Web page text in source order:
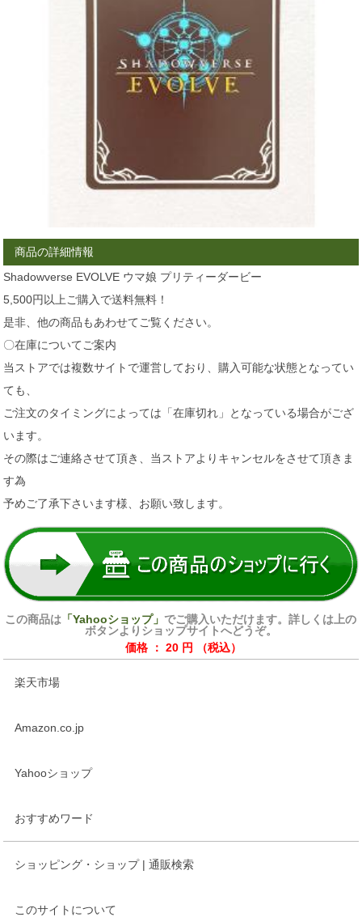
商品の詳細情報
Shadowverse EVOLVE ウマ娘 プリティーダービー
5,500円以上ご購入で送料無料！
是非、他の商品もあわせてご覧ください。
〇在庫についてご案内
当ストアでは複数サイトで運営しており、購入可能な状態となってい
ても、
ご注文のタイミングによっては「在庫切れ」となっている場合がござ
います。
その際はご連絡させて頂き、当ストアよりキャンセルをさせて頂きま
す為
予めご了承下さいます様、お願い致します。
この商品は 「Yahooショップ」でご購入いただけます。詳しくは上の
ボタンよりショップサイトへどうぞ。
価格 ： 20 円 （税込）
楽天市場
Amazon.co.jp
Yahooショップ
おすすめワード
ショッピング・ショップ | 通販検索
このサイトについて